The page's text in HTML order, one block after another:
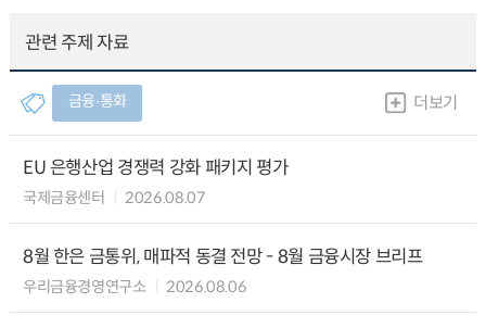
관련 주제 자료
금융∙통화 더보기
EU 은행산업 경쟁력 강화 패키지 평가
국제금융센터 2026.08.07
8월 한은 금통위, 매파적 동결 전망 - 8월 금융시장 브리프
우리금융경영연구소 2026.08.06